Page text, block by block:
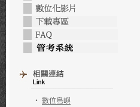
‧ 數位島嶼